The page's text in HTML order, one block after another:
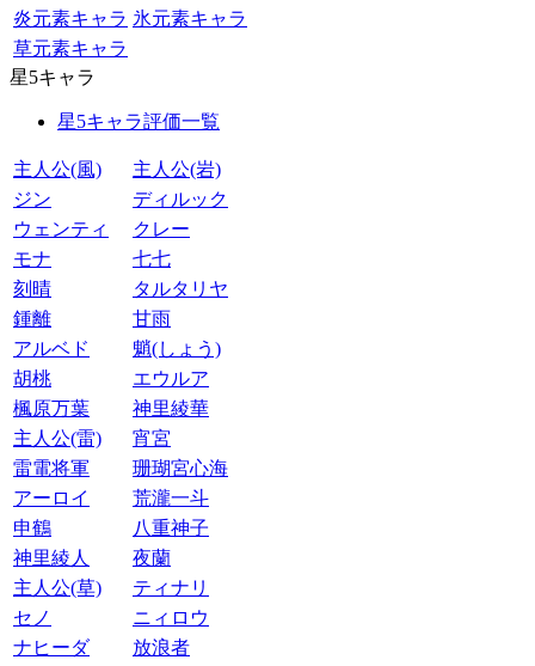
炎元素キャラ 氷元素キャラ
草元素キャラ
星5キャラ
星5キャラ評価一覧
主人公(風)
主人公(岩)
ジン
ディルック
ウェンティ
クレー
モナ
七七
刻晴
タルタリヤ
鍾離
甘雨
アルベド
魈(しょう)
胡桃
エウルア
楓原万葉
神里綾華
主人公(雷)
宵宮
雷電将軍
珊瑚宮心海
アーロイ
荒瀧一斗
申鶴
八重神子
神里綾人
夜蘭
主人公(草)
ティナリ
セノ
ニィロウ
ナヒーダ
放浪者